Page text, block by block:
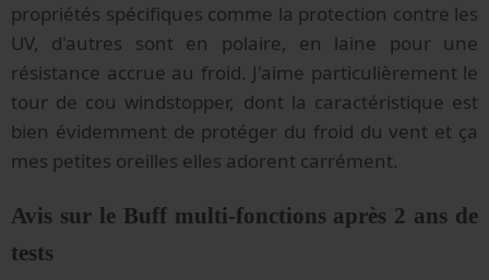
propriétés spécifiques comme la protection contre les
UV, d'autres sont en polaire, en laine pour une
résistance accrue au froid. J'aime particulièrement le
tour de cou windstopper, dont la caractéristique est
bien évidemment de protéger du froid du vent et ça
mes petites oreilles elles adorent carrément.
Avis sur le Buff multi-fonctions après 2 ans de
tests